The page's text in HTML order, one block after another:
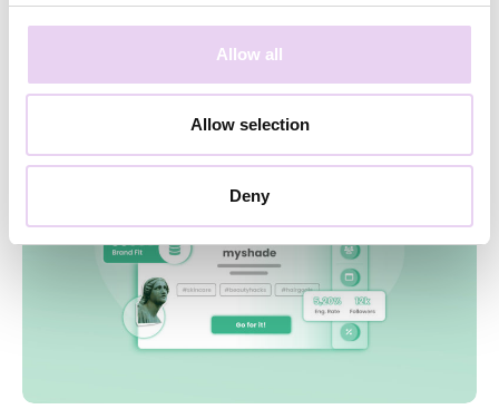
Allow all
Allow selection
Deny
Pia Winckler März 1, 2023
So aktivierst du die Zwei-Faktor-